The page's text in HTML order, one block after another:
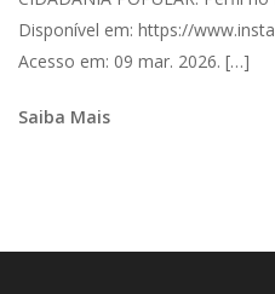
Disponível em: https://
Acesso em: 09 mar. 2026. […]
Saiba Mais